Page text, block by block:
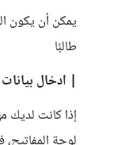
يمكن أن يكون
طالبًا
| ادخال بيانات
إذا كانت لديك